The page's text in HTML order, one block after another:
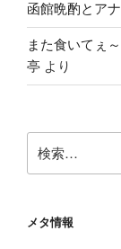
函館晩酌とア
また食いてぇ
亭 より
索:
メタ情報